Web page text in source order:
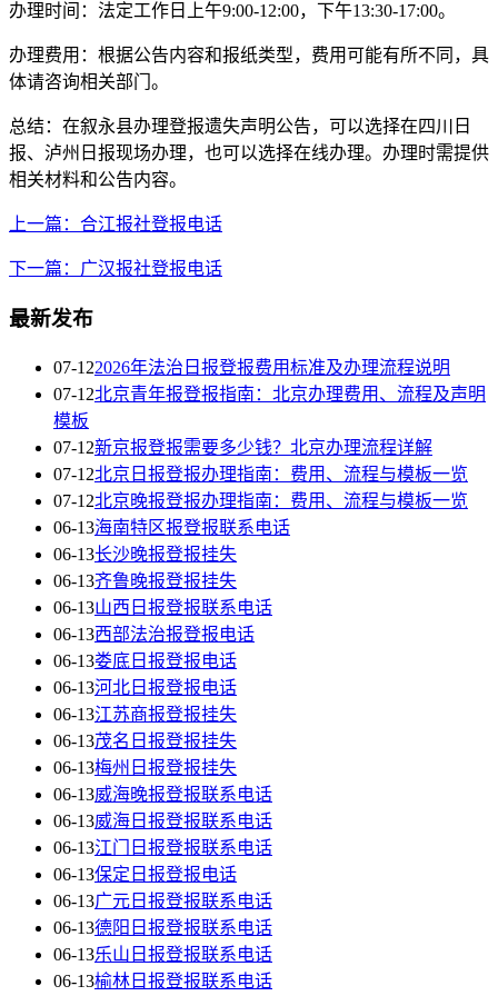
办理时间：法定工作日上午9:00-12:00，下午13:30-17:00。
办理费用：根据公告内容和报纸类型，费用可能有所不同，具
体请咨询相关部门。
总结：在叙永县办理登报遗失声明公告，可以选择在四川日
报、泸州日报现场办理，也可以选择在线办理。办理时需提供
相关材料和公告内容。
上一篇：合江报社登报电话
下一篇：广汉报社登报电话
最新发布
07-122026年法治日报登报费用标准及办理流程说明
07-12北京青年报登报指南：北京办理费用、流程及声明
模板
07-12新京报登报需要多少钱？北京办理流程详解
07-12北京日报登报办理指南：费用、流程与模板一览
07-12北京晚报登报办理指南：费用、流程与模板一览
06-13海南特区报登报联系电话
06-13长沙晚报登报挂失
06-13齐鲁晚报登报挂失
06-13山西日报登报联系电话
06-13西部法治报登报电话
06-13娄底日报登报电话
06-13河北日报登报电话
06-13江苏商报登报挂失
06-13茂名日报登报挂失
06-13梅州日报登报挂失
06-13威海晚报登报联系电话
06-13威海日报登报联系电话
06-13江门日报登报联系电话
06-13保定日报登报电话
06-13广元日报登报联系电话
06-13德阳日报登报联系电话
06-13乐山日报登报联系电话
06-13榆林日报登报联系电话